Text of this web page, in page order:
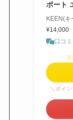
ポート
KEEN(キ
¥14,000
口コ
＼
＼ポイ